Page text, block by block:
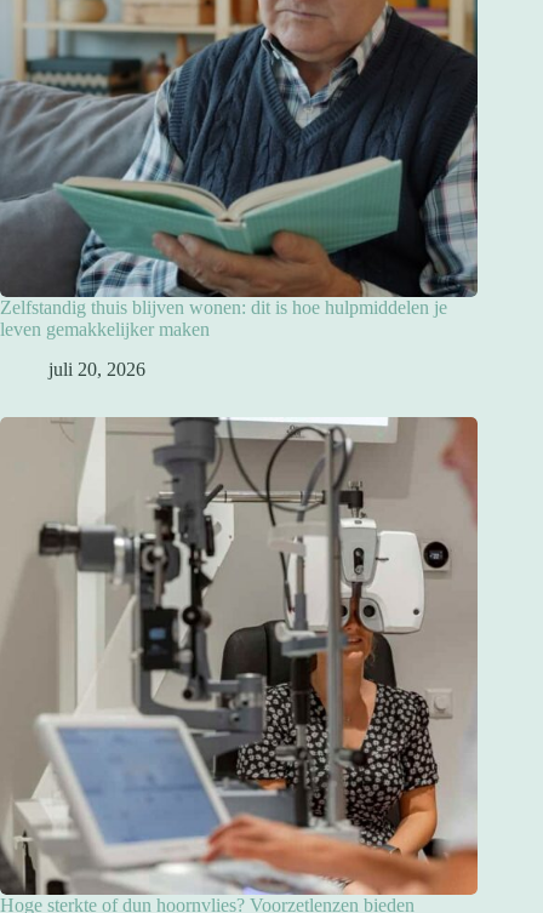
Zelfstandig thuis blijven wonen: dit is hoe hulpmiddelen je
leven gemakkelijker maken
juli 20, 2026
Hoge sterkte of dun hoornvlies? Voorzetlenzen bieden